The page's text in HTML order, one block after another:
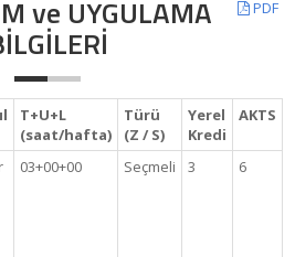
PDF
ve UYGULAMA
T+U+L
(saat/hafta)
Türü
(Z / S)
Yerel
Kredi
AKTS
03+00+00 Seçmeli 3 6